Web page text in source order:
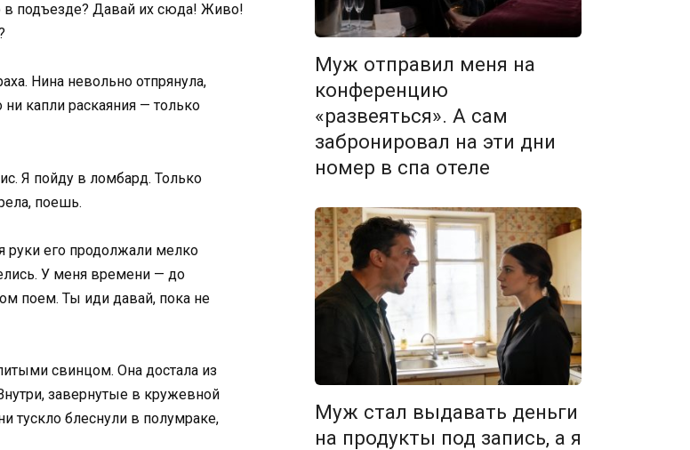
подъезде? Давай их сюда! Живо!
Нина невольно отпрянула,
капли раскаяния — только
Я пойду в ломбард. Только
поешь.
руки его продолжали мелко
У меня времени — до
поем. Ты иди давай, пока не
свинцом. Она достала из
завернутые в кружевной
тускло блеснули в полумраке,
Муж отправил меня на
конференцию
«развеяться». А сам
забронировал на эти дни
номер в спа отеле
Муж стал выдавать деньги
на продукты под запись, а я